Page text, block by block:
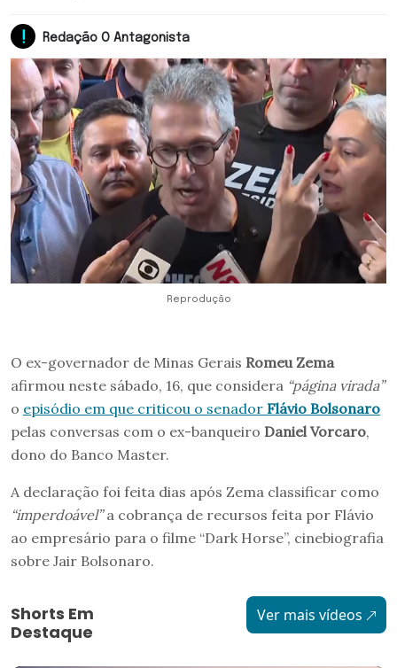
Redação O Antagonista
Reprodução
O ex-governador de Minas Gerais Romeu Zema
afirmou neste sábado, 16, que considera “página virada”
o episódio em que criticou o senador Flávio Bolsonaro
pelas conversas com o ex-banqueiro Daniel Vorcaro,
dono do Banco Master.
A declaração foi feita dias após Zema classificar como
“imperdoável”a cobrança de recursos feita por Flávio
ao empresário para o filme “Dark Horse”, cinebiografia
sobre Jair Bolsonaro.
Shorts Em
Destaque
Ver mais vídeos